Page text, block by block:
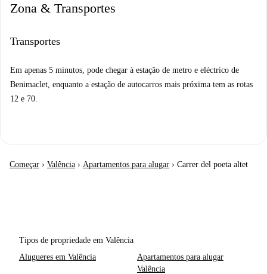
Zona & Transportes
Transportes
Em apenas 5 minutos, pode chegar à estação de metro e eléctrico de
Benimaclet, enquanto a estação de autocarros mais próxima tem as rotas
12 e 70.
Começar › Valência › Apartamentos para alugar › Carrer del poeta altet
Tipos de propriedade em Valência
Alugueres em Valência
Apartamentos para alugar
Valência